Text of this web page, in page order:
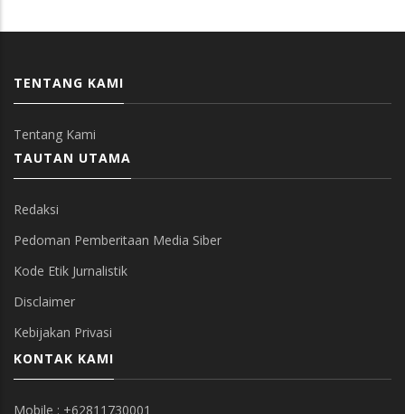
TENTANG KAMI
Tentang Kami
TAUTAN UTAMA
Redaksi
Pedoman Pemberitaan Media Siber
Kode Etik Jurnalistik
Disclaimer
Kebijakan Privasi
KONTAK KAMI
Mobile : +62811730001